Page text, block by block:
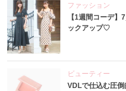
ファッション
【1週間コーデ
ックアップ♡
ビューティー
VDLで仕込む圧